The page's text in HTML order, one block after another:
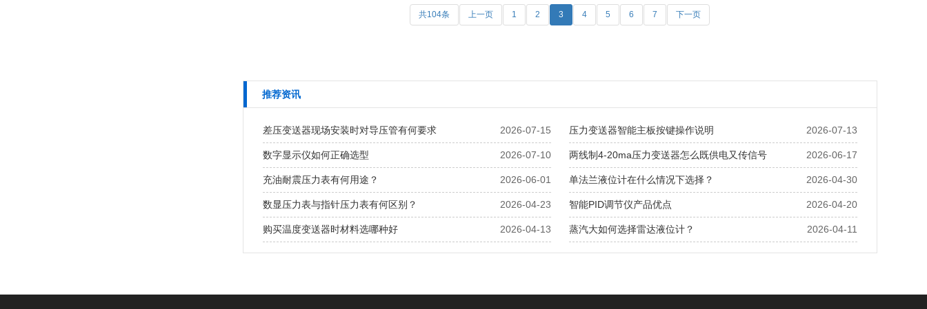
共104条 上一页 1 2 3 4 5 6 7 下一页
推荐资讯
2026-07-15
差压变送器现场安装时对导压管有何要求 2026-07-13
压力变送器智能主板按键操作说明
2026-07-10
数字显示仪如何正确选型 2026-06-17
两线制4-20ma压力变送器怎么既供电又传信号
2026-06-01
充油耐震压力表有何用途？ 2026-04-30
单法兰液位计在什么情况下选择？
2026-04-23
数显压力表与指针压力表有何区别？ 2026-04-20
智能PID调节仪产品优点
2026-04-13
购买温度变送器时材料选哪种好 2026-04-11
蒸汽大如何选择雷达液位计？